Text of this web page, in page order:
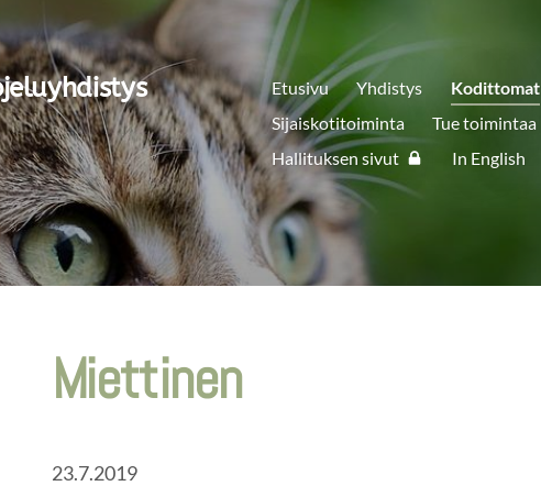
Etusivu Yhdistys Kodittomat
Sijaiskotitoiminta
Tue toimintaa
Hallituksen sivut
In English
Miettinen
23.7.2019